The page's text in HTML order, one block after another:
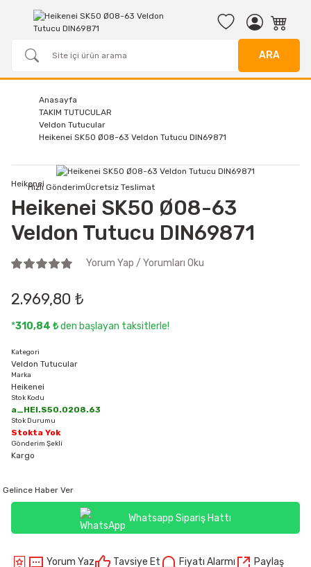
ARA
Anasayfa
TAKIM TUTUCULAR
Veldon Tutucular
Heikenei SK50 Ø08-63 Veldon Tutucu DIN69871
Hızlı GönderimÜcretsiz Teslimat
Heikenei
Heikenei SK50 Ø08-63
Veldon Tutucu DIN69871
Yorum Yap / Yorumları Oku
2.969,80 ₺
*310,84 ₺den başlayan taksitlerle!
Kategori
Veldon Tutucular
Marka
Heikenei
Stok Kodu
a_HEI.S50.0208.63
Stok Durumu
Stokta Yok
Gönderim Şekli
Kargo
Gelince Haber Ver
Whatsapp Sipariş Hattı
Yorum Yaz Tavsiye Et Fiyatı Alarmı Paylaş